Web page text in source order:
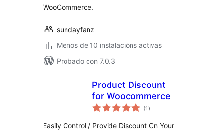
WooCommerce.
sundayfanz
Menos de 10 instalacións activas
Probado con 7.0.3
Product Discount
for Woocommerce
(1 valoracións
totais
)
Easily Control / Provide Discount On Your